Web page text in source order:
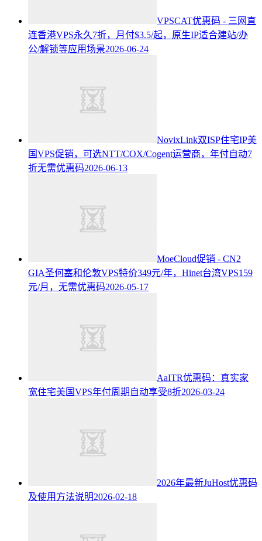
VPSCAT优惠码 - 三网直
连香港VPS永久7折，月付$3.5/起，原生IP适合建站/办
公/解锁等应用场景2026-06-24
NovixLink双ISP住宅IP美
国VPS促销，可选NTT/COX/Cogent运营商，年付自动7
折无需优惠码2026-06-13
MoeCloud促销 - CN2
GIA圣何塞和伦敦VPS特价349元/年，Hinet台湾VPS159
元/月，无需优惠码2026-05-17
AaITR优惠码：真实家
宽住宅美国VPS年付周期自动享受8折2026-03-24
2026年最新JuHost优惠码
及使用方法说明2026-02-18